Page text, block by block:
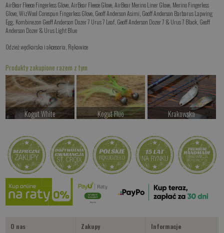
AirBear Fleece Fingerless Glove,AirBear Fleece Glove,AirBear Merino Liner Glove, Merino Fingerless
Glove,WizWool Corespun Fingerless Glove, Geoff Anderson Asimi, Geoff Anderson Barbarus Lapwing
Egg, Kombinezon Geoff Anderson Dozer 7 Urus 7 Leaf, Geoff Anderson Dozer 7 & Urus 7 Black, Geoff
Anderson Dozer & Urus Light Blue
Odzież wędkarska i akcesoria, Rękawice
Produkty zakupione razem z tym
Kogut White
Kup teraz >
Kogut Fluo
Kup teraz >
Krakowska
Kup teraz >
MORS
Czekamy na dostawę
Kup teraz >
O nas Zakupy Informacje